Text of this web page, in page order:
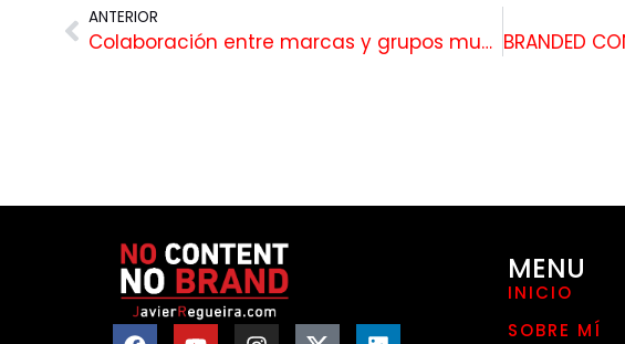
ANTERIOR
Colaboración entre marcas y grupos musicales: del patrocinio al branded entertainment
MENU
INICIO
SOBRE MÍ